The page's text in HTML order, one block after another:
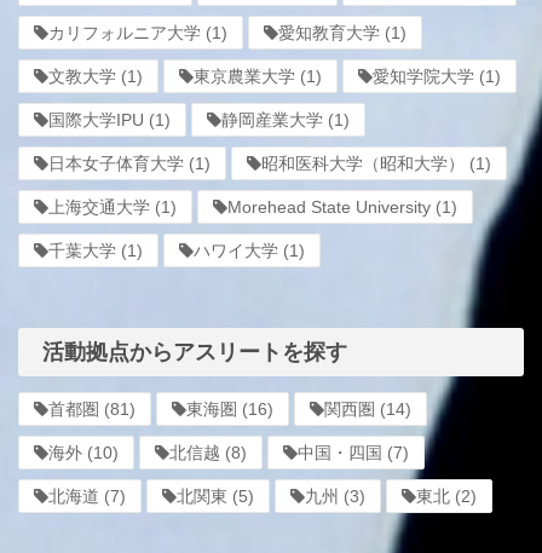
カリフォルニア大学 (1) 愛知教育大学 (1)
文教大学 (1) 東京農業大学 (1) 愛知学院大学 (1)
国際大学IPU (1) 静岡産業大学 (1)
日本女子体育大学 (1) 昭和医科大学（昭和大学） (1)
上海交通大学 (1) Morehead State University (1)
千葉大学 (1) ハワイ大学 (1)
活動拠点からアスリートを探す
首都圏 (81) 東海圏 (16) 関西圏 (14)
海外 (10) 北信越 (8) 中国・四国 (7)
北海道 (7) 北関東 (5) 九州 (3) 東北 (2)